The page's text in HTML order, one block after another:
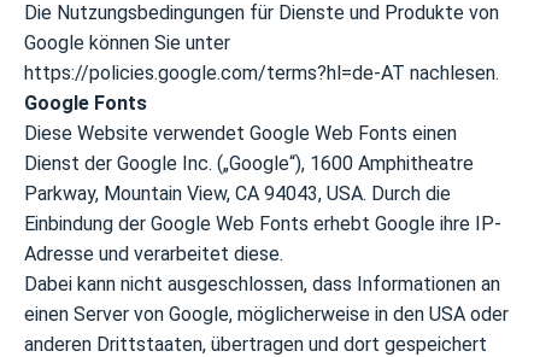
Die Nutzungsbedingungen für Dienste und Produkte von
Google können Sie unter
https://policies.google.com/terms?hl=de-AT nachlesen.
Google Fonts
Diese Website verwendet Google Web Fonts einen
Dienst der Google Inc. („Google“), 1600 Amphitheatre
Parkway, Mountain View, CA 94043, USA. Durch die
Einbindung der Google Web Fonts erhebt Google ihre IP-
Adresse und verarbeitet diese.
Dabei kann nicht ausgeschlossen, dass Informationen an
einen Server von Google, möglicherweise in den USA oder
anderen Drittstaaten, übertragen und dort gespeichert